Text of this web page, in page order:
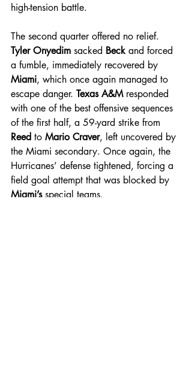
high-tension battle.
The second quarter offered no relief.
Tyler Onyedim sacked Beck and forced
a fumble, immediately recovered by
Miami, which once again managed to
escape danger. Texas A&M responded
with one of the best offensive sequences
of the first half, a 59-yard strike from
Reed to Mario Craver, left uncovered by
the Miami secondary. Once again, the
Hurricanes’ defense tightened, forcing a
field goal attempt that was blocked by
Miami’s special teams.